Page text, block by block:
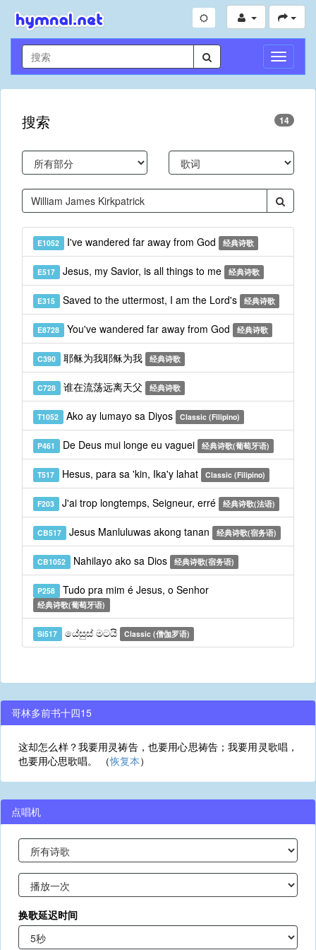
切
换
导
搜索 14
E1052 I've wandered far away from God 经典诗歌
E517 Jesus, my Savior, is all things to me 经典诗歌
E315 Saved to the uttermost, I am the Lord's 经典诗歌
E8728 You've wandered far away from God 经典诗歌
C390 耶稣为我耶稣为我 经典诗歌
C728 谁在流荡远离天父 经典诗歌
T1052 Ako ay lumayo sa Diyos Classic (Filipino)
P461 De Deus mui longe eu vaguei 经典诗歌(葡萄牙语)
T517 Hesus, para sa 'kin, Ika'y lahat Classic (Filipino)
F203 J'ai trop longtemps, Seigneur, erré 经典诗歌(法语)
CB517 Jesus Manluluwas akong tanan 经典诗歌(宿务语)
CB1052 Nahilayo ako sa Dios 经典诗歌(宿务语)
P258 Tudo pra mim é Jesus, o Senhor
经典诗歌(葡萄牙语)
Si517 යේසුස් මටයි Classic (僧伽罗语)
哥林多前书十四15
这却怎么样？我要用灵祷告，也要用心思祷告；我要用灵歌唱，
也要用心思歌唱。 （恢复本）
点唱机
换歌延迟时间